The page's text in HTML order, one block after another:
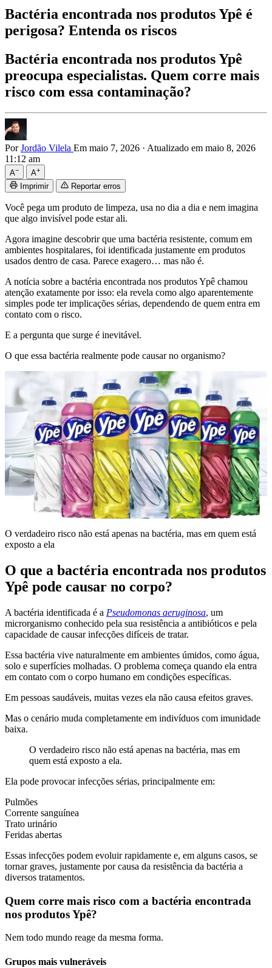
Bactéria encontrada nos produtos Ypê é
perigosa? Entenda os riscos
Bactéria encontrada nos produtos Ypê
preocupa especialistas. Quem corre mais
risco com essa contaminação?
PorJordão Vilela Em maio 7, 2026 · Atualizado em maio 8, 2026
11:12 am
A− A+
Imprimir Reportar erros
Você pega um produto de limpeza, usa no dia a dia e nem imagina
que algo invisível pode estar ali.
Agora imagine descobrir que uma bactéria resistente, comum em
ambientes hospitalares, foi identificada justamente em produtos
usados dentro de casa. Parece exagero… mas não é.
A notícia sobre a bactéria encontrada nos produtos Ypê chamou
atenção exatamente por isso: ela revela como algo aparentemente
simples pode ter implicações sérias, dependendo de quem entra em
contato com o risco.
E a pergunta que surge é inevitável.
O que essa bactéria realmente pode causar no organismo?
O verdadeiro risco não está apenas na bactéria, mas em quem está
exposto a ela
O que a bactéria encontrada nos produtos
Ypê pode causar no corpo?
A bactéria identificada é a Pseudomonas aeruginosa, um
microrganismo conhecido pela sua resistência a antibióticos e pela
capacidade de causar infecções difíceis de tratar.
Essa bactéria vive naturalmente em ambientes úmidos, como água,
solo e superfícies molhadas. O problema começa quando ela entra
em contato com o corpo humano em condições específicas.
Em pessoas saudáveis, muitas vezes ela não causa efeitos graves.
Mas o cenário muda completamente em indivíduos com imunidade
baixa.
O verdadeiro risco não está apenas na bactéria, mas em
quem está exposto a ela.
Ela pode provocar infecções sérias, principalmente em:
Pulmões
Corrente sanguínea
Trato urinário
Feridas abertas
Essas infecções podem evoluir rapidamente e, em alguns casos, se
tornar graves, justamente por causa da resistência da bactéria a
diversos tratamentos.
Quem corre mais risco com a bactéria encontrada
nos produtos Ypê?
Nem todo mundo reage da mesma forma.
Grupos mais vulneráveis